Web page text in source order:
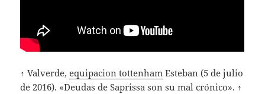
↑ Valverde,equipacion tottenham Esteban (5 de julio
de 2016). «Deudas de Saprissa son su mal crónico». ↑